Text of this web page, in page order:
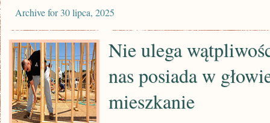
Archive for 30 lipca, 2025
Nie ulega
nas posiada w
mieszkanie